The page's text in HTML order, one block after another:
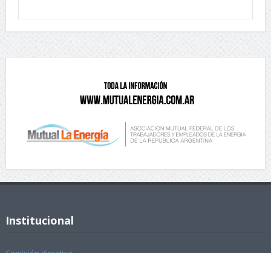
Institucional